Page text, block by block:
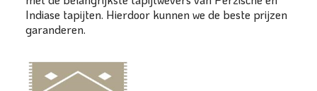
Indiase tapijten. Hierdoor kunnen we de beste prijzen
garanderen.